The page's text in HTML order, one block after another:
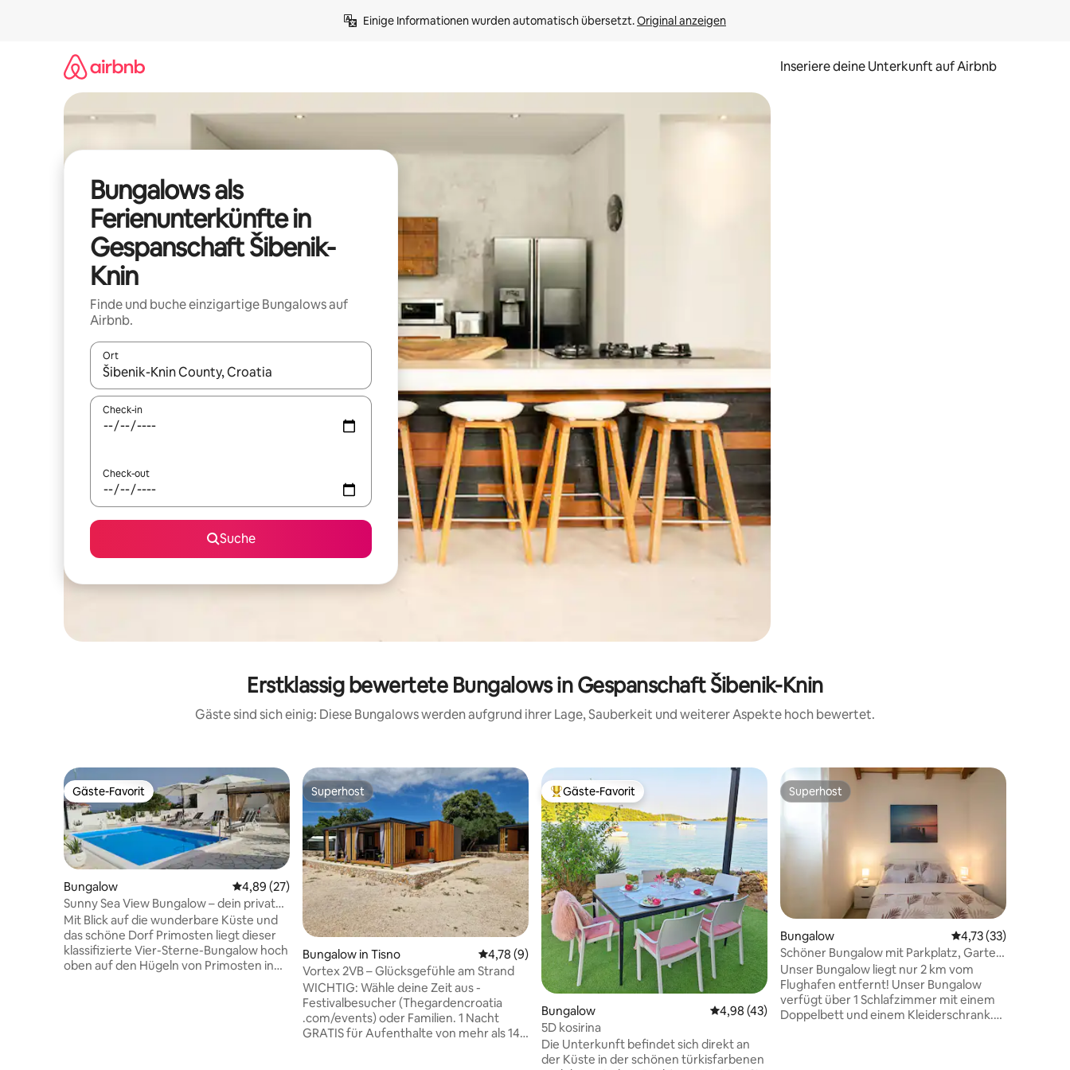
Einige Informationen wurden automatisch übersetzt. Original anzeigen
Inseriere deine Unterkunft auf Airbnb
Bungalows als
Ferienunterkünfte in
Gespanschaft Šibenik-
Knin
Finde und buche einzigartige Bungalows auf
Airbnb.
Ort
Wenn Ergebnisse verfügbar sind, navigiere mit den Pfeiltasten nach oben und unten oder erkunde die Ergebnisse durch Berühren oder Wischgesten.
Check-in
Check-out
Suche
Erstklassig bewertete Bungalows in Gespanschaft Šibenik-Knin
Gäste sind sich einig: Diese Bungalows werden aufgrund ihrer Lage, Sauberkeit und weiterer Aspekte hoch bewertet.
Gäste-Favorit
Gäste-Favorit
Bungalow Durchschnittliche Bewertung: 4,89 von 5, 27 Bewertungen
4,89 (27)
Sunny Sea View Bungalow – dein privates
Paradies
Mit Blick auf die wunderbare Küste und
das schöne Dorf Primosten liegt dieser
klassifizierte Vier-Sterne-Bungalow hoch
oben auf den Hügeln von Primosten in
Superhost
Superhost
Bungalow in Tisno Durchschnittliche Bewertung: 4,78 von 5, 9 Bewertungen
4,78 (9)
Vortex 2VB – Glücksgefühle am Strand
WICHTIG: Wähle deine Zeit aus -
Festivalbesucher (Thegardencroatia
.com/events) oder Familien. 1 Nacht
GRATIS für Aufenthalte von mehr als 14
Beliebter Gäste-Favorit.
Gäste-Favorit
Bungalow Durchschnittliche Bewertung: 4,98 von 5, 43 Bewertungen
4,98 (43)
5D kosirina
Die Unterkunft befindet sich direkt an
der Küste in der schönen türkisfarbenen
Superhost
Superhost
Bungalow Durchschnittliche
4,73 (33)
Schöner Bungalow mit Parkplatz, Garten
und Grill
Unser Bungalow liegt nur 2 km vom
Flughafen entfernt! Unser Bungalow
verfügt über 1 Schlafzimmer mit einem
Doppelbett und einem Kleiderschrank.